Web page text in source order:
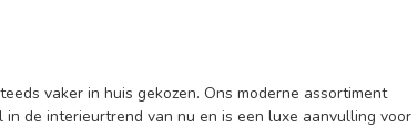
vaker in huis gekozen. Ons moderne assortiment
de interieurtrend van nu en is een luxe aanvulling voor